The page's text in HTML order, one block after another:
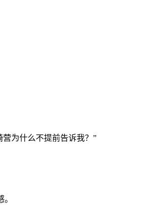
为什么不提前告诉我？”